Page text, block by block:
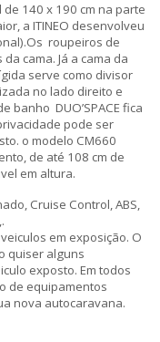
140 x 190 cm na parte
a ITINEO desenvolveu
roupeiros de
cama. Já a cama da
serve como divisor
no lado direito e
banho DUO’SPACE fica
pode ser
o modelo CM660
de até 108 cm de
em altura.
Cruise Control, ABS,
em exposição. O
quiser alguns
exposto. Em todos
de equipamentos
nova autocaravana.